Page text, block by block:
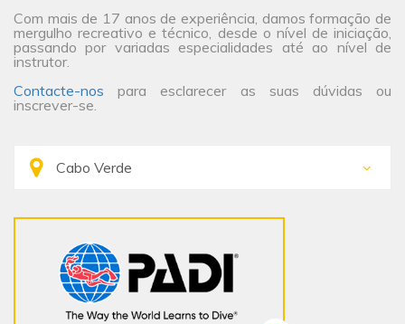
Com mais de 17 anos de experiência, damos formação de
mergulho recreativo e técnico, desde o nível de iniciação,
passando por variadas especialidades até ao nível de
instrutor.
Contacte-nos para esclarecer as suas dúvidas ou
inscrever-se.